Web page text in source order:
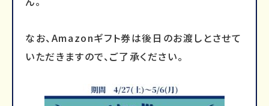
なお、Amazonギフト券は後日のお渡しとさせて
いただきますので、ご了承ください。